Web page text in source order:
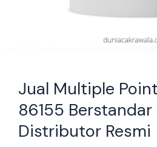
Jual Multiple
86155
Distributor Resmi